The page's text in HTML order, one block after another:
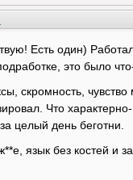
Есть один)
это было
скромность,
Что
целый день беготни.
язык без костей и